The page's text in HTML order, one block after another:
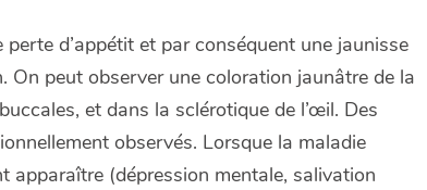
d’appétit et par conséquent une jaunisse
On peut observer une coloration jaunâtre de la
et dans la sclérotique de l’œil. Des
observés. Lorsque la maladie
apparaître (dépression mentale, salivation